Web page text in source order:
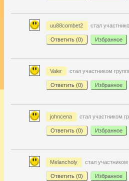
uu88combet2 стал
Ответить (0) Избранное
Valer стал участником
Ответить (0) Избранное
johncena стал участником
Ответить (0) Избранное
Melancholy стал участником
Ответить (0) Избранное